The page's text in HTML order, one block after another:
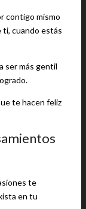
contigo mismo
ti, cuando estás
ser más gentil
te hacen feliz
te
en tu